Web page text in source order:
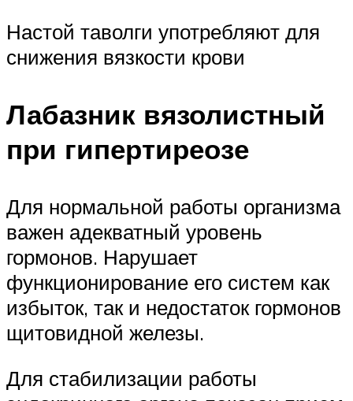
Настой таволги употребляют для
снижения вязкости крови
Лабазник вязолистный
при гипертиреозе
Для нормальной работы организма
важен адекватный уровень
гормонов. Нарушает
функционирование его систем как
избыток, так и недостаток гормонов
щитовидной железы.
Для стабилизации работы